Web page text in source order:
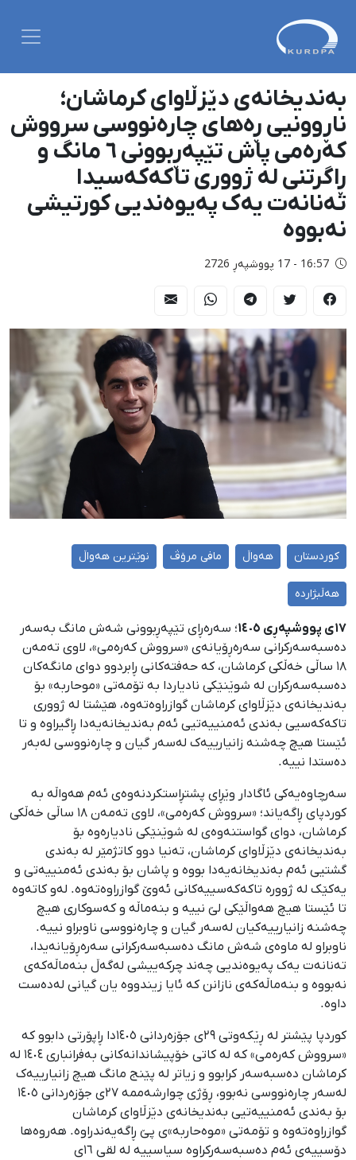
بەندیخانەی دێزڵاوای کرماشان؛
ناڕوونیی ڕەهای چارەنووسی سرووش
کەرەمی پاش تێپەڕبوونی ٦ مانگ و
ڕاگرتنی لە ژووری تاکەکەسیدا
تەنانەت یەک پەیوەندیی کورتیشی
نەبووە
16:57 - 17 پووشپەڕ 2726
کوردستان هەواڵ مافی مرۆڤ نوێترین هەواڵ
هەڵبژاردە
١٧ی پووشپەڕی ١٤٠٥
؛ سەرەڕای تێپەڕبوونی شەش مانگ بەسەر
دەسبەسەرکرانی سەرەڕۆیانەی «سرووش کەرەمی»، لاوی تەمەن
١٨ ساڵی خەڵکی کرماشان، کە حەفتەکانی ڕابردوو دوای مانگەکان
دەسبەسەرکران لە شوێنێکی نادیاردا بە تۆمەتی «موحاربە» بۆ
بەندیخانەی دێزڵاوای کرماشان گوازراوەتەوە، هێشتا لە ژووری
تاکەکەسیی بەندی ئەمنییەتیی ئەم بەندیخانەیەدا ڕاگیراوە و تا
ئێستا هیچ چەشنە زانیارییەک لەسەر گیان و چارەنووسی لەبەر
دەستدا نییە.
سەرچاوەیەکی ئاگادار وێڕای پشتڕاستکردنەوەی ئەم هەواڵە بە
کوردپای ڕاگەیاند؛ «سرووش کەرەمی»، لاوی تەمەن ١٨ ساڵی خەڵکی
کرماشان، دوای گواستنەوەی لە شوێنێکی نادیارەوە بۆ
بەندیخانەی دێزڵاوای کرماشان، تەنیا دوو کاتژمێر لە بەندی
گشتیی ئەم بەندیخانەیەدا بووە و پاشان بۆ بەندی ئەمنییەتی و
یەکێک لە ژوورە تاکەکەسییەکانی ئەوێ گوازراوەتەوە. لەو کاتەوە
تا ئێستا هیچ هەواڵێکی لێ نییە و بنەماڵە و کەسوکاری هیچ
چەشنە زانیارییەکیان لەسەر گیان و چارەنووسی ناوبراو نییە.
ناوبراو لە ماوەی شەش مانگ دەسبەسەرکرانی سەرەڕۆیانەیدا،
تەنانەت یەک پەیوەندیی چەند چرکەییشی لەگەڵ بنەماڵەکەی
نەبووە و بنەماڵەکەی نازانن کە ئایا زیندووە یان گیانی لەدەست
داوە.
کوردپا پێشتر لە ڕێکەوتی ٢٩ی جۆزەردانی ١٤٠٥دا ڕاپۆرتی دابوو کە
«سرووش کەرەمی» کە لە کاتی خۆپیشاندانەکانی بەفرانباری ١٤٠٤ لە
کرماشان دەسبەسەر کرابوو و زیاتر لە پێنج مانگ هیچ زانیارییەک
لەسەر چارەنووسی نەبوو، ڕۆژی چوارشەممە ٢٧ی جۆزەردانی ١٤٠٥
بۆ بەندی ئەمنییەتیی بەندیخانەی دێزڵاوای کرماشان
گوازراوەتەوە و تۆمەتی «موەحاربە»ی پێ ڕاگەیەندراوە. هەروەها
دۆسییەی ئەم دەسبەسەرکراوە سیاسییە لە لقی ١٦ی